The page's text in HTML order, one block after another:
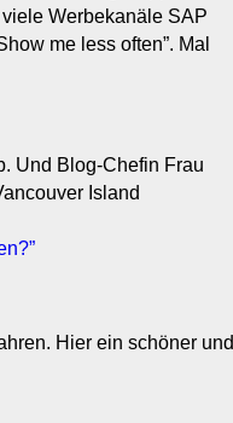
Werbekanäle SAP
me less often”. Mal
Und Blog-Chefin Frau
Island
Hier ein schöner und